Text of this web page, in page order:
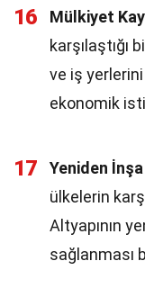
16 Mülkiyet
karşılaştığı
ve iş
ekonomik
17 Yeniden
ülkelerin
Altyapının
sağlanması